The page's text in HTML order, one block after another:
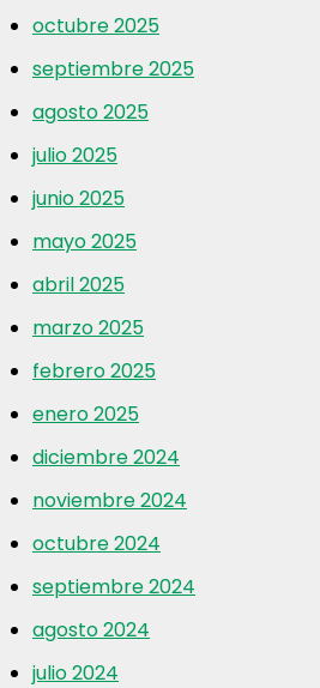
octubre 2025
septiembre 2025
agosto 2025
julio 2025
junio 2025
mayo 2025
abril 2025
marzo 2025
febrero 2025
enero 2025
diciembre 2024
noviembre 2024
octubre 2024
septiembre 2024
agosto 2024
julio 2024